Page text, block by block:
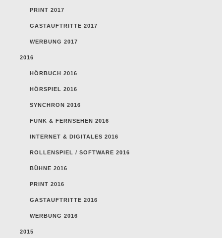
PRINT 2017
GASTAUFTRITTE 2017
WERBUNG 2017
2016
HÖRBUCH 2016
HÖRSPIEL 2016
SYNCHRON 2016
FUNK & FERNSEHEN 2016
INTERNET & DIGITALES 2016
ROLLENSPIEL / SOFTWARE 2016
BÜHNE 2016
PRINT 2016
GASTAUFTRITTE 2016
WERBUNG 2016
2015